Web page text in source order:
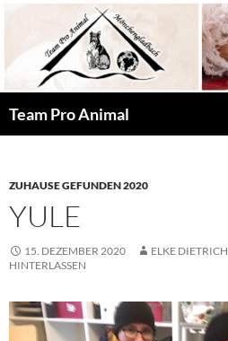
springen
Team Pro Animal
ZUHAUSE GEFUNDEN 2020
YULE
15. DEZEMBER 2020 ELKE DIETRICH
HINTERLASSEN